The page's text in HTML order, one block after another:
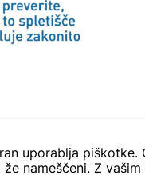
uporablja
nameščeni. Z